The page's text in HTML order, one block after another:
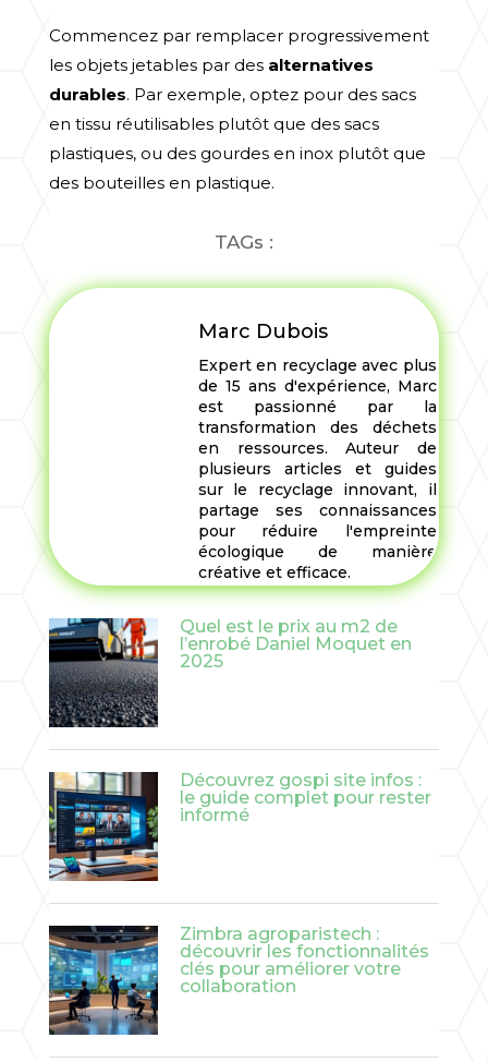
Commencez par remplacer progressivement
les objets jetables par des alternatives
durables. Par exemple, optez pour des sacs
en tissu réutilisables plutôt que des sacs
plastiques, ou des gourdes en inox plutôt que
des bouteilles en plastique.
TAGs :
Marc Dubois
Expert en recyclage avec plus
de 15 ans d'expérience, Marc
est passionné par la
transformation des déchets
en ressources. Auteur de
plusieurs articles et guides
sur le recyclage innovant, il
partage ses connaissances
pour réduire l'empreinte
écologique de manière
créative et efficace.
Quel est le prix au m2 de
l’enrobé Daniel Moquet en
2025
Découvrez gospi site infos :
le guide complet pour rester
informé
Zimbra agroparistech :
découvrir les fonctionnalités
clés pour améliorer votre
collaboration